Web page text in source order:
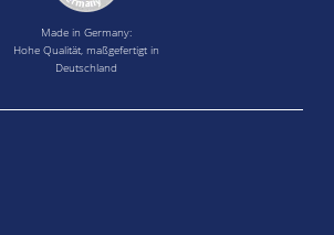
Made in Germany:
Hohe Qualität, maßgefertigt in
Deutschland